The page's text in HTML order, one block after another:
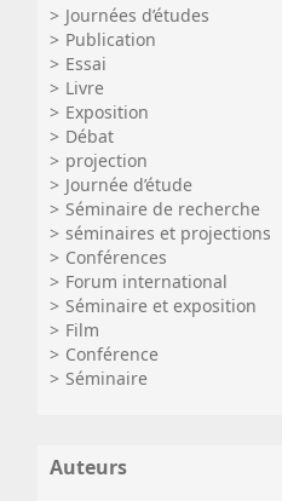
Journées d’études
Publication
Essai
Livre
Exposition
Débat
projection
Journée d’étude
Séminaire de recherche
séminaires et projections
Conférences
Forum international
Séminaire et exposition
Film
Conférence
Séminaire
Auteurs